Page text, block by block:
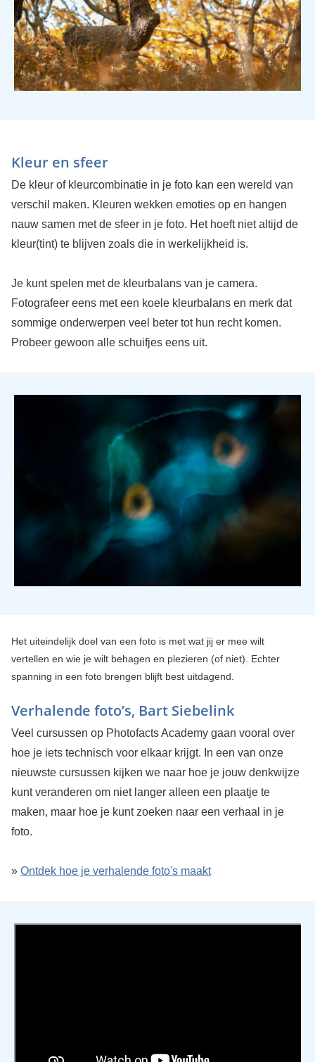
Kleur en sfeer
De kleur of kleurcombinatie in je foto kan een wereld van
verschil maken. Kleuren wekken emoties op en hangen
nauw samen met de sfeer in je foto. Het hoeft niet altijd de
kleur(tint) te blijven zoals die in werkelijkheid is.
Je kunt spelen met de kleurbalans van je camera.
Fotografeer eens met een koele kleurbalans en merk dat
sommige onderwerpen veel beter tot hun recht komen.
Probeer gewoon alle schuifjes eens uit.
Het uiteindelijk doel van een foto is met wat jij er mee wilt
vertellen en wie je wilt behagen en plezieren (of niet). Echter
spanning in een foto brengen blijft best uitdagend.
Verhalende foto’s, Bart Siebelink
Veel cursussen op Photofacts Academy gaan vooral over
hoe je iets technisch voor elkaar krijgt. In een van onze
nieuwste cursussen kijken we naar hoe je jouw denkwijze
kunt veranderen om niet langer alleen een plaatje te
maken, maar hoe je kunt zoeken naar een verhaal in je
foto.
» Ontdek hoe je verhalende foto's maakt